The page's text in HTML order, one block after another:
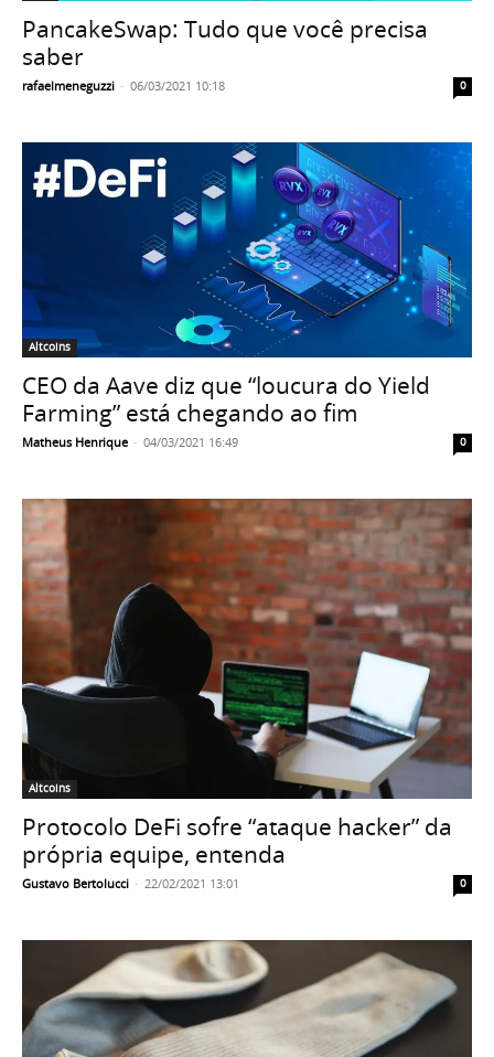
PancakeSwap: Tudo que você precisa
saber
rafaelmeneguzzi - 06/03/2021 10:18 0
Altcoins
CEO da Aave diz que “loucura do Yield
Farming” está chegando ao fim
Matheus Henrique - 04/03/2021 16:49 0
Altcoins
Protocolo DeFi sofre “ataque hacker” da
própria equipe, entenda
Gustavo Bertolucci - 22/02/2021 13:01 0